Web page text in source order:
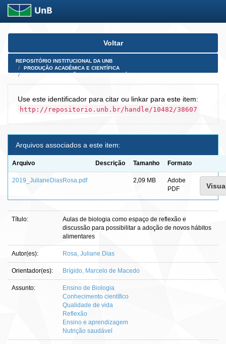
Skip
Voltar
REPOSITÓRIO INSTITUCIONAL DA UNB
PRODUÇÃO ACADÊMICA E CIENTÍFICA
Use este identificador para citar ou linkar para este item:
http://repositorio.unb.br/handle/10482/38607
Arquivos associados a este item:
Arquivo Descrição Tamanho Formato
2019_JulianeDiasRosa.pdf 2,09 MB
Adobe
PDF
Título:
Aulas de biologia como espaço de reflexão e
discussão para possibilitar a adoção de novos hábitos
alimentares
Autor(es): Rosa, Juliane Dias
Orientador(es): Brígido, Marcelo de Macedo
Assunto:
Ensino de Biologia
Conhecimento científico
Qualidade de vida
Reflexão
Ensino e aprendizagem
Nutrição saudável